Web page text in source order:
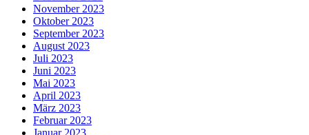
November 2023
Oktober 2023
September 2023
August 2023
Juli 2023
Juni 2023
Mai 2023
April 2023
März 2023
Februar 2023
Januar 2023